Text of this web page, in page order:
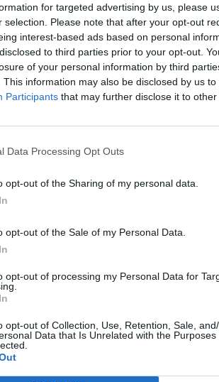
for targeted advertising by us, please
selection. Please note that after your opt-out
interest-based ads based on personal
to third parties prior to your opt-out.
of your personal information by third
This information may also be disclosed by us
Participants that may further disclose it to other
Data Processing Opt Outs
opt-out of the Sharing of my personal data.
opt-out of the Sale of my Personal Data.
opt-out of processing my Personal Data for
opt-out of Collection, Use, Retention, Sale,
Data that Is Unrelated with the Purposes
bendradarbiaujant su
komikse“, kūrybiškai pasakojančią ES
metu veiks interaktyvi mugė,
Sąjungos galimybėmis, bet ir